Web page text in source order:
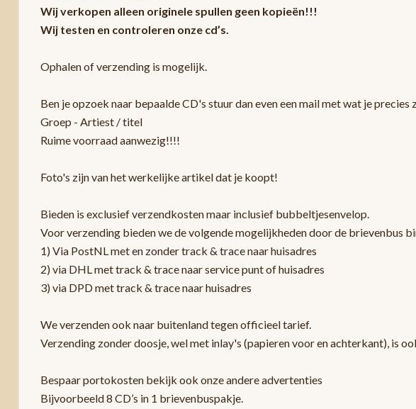
Wij verkopen alleen originele spullen geen kopieën!!!
Wij testen en controleren onze cd’s.
Ophalen of verzending is mogelijk.
Ben je opzoek naar bepaalde CD's stuur dan even een mail met wat je precies
Groep - Artiest / titel
Ruime voorraad aanwezig!!!!
Foto's zijn van het werkelijke artikel dat je koopt!
Bieden is exclusief verzendkosten maar inclusief bubbeltjesenvelop.
Voor verzending bieden we de volgende mogelijkheden door de brievenbus
1) Via PostNL met en zonder track & trace naar huisadres
2) via DHL met track & trace naar service punt of huisadres
3) via DPD met track & trace naar huisadres
We verzenden ook naar buitenland tegen officieel tarief.
Verzending zonder doosje, wel met inlay's (papieren voor en achterkant), is
Bespaar portokosten bekijk ook onze andere advertenties
Bijvoorbeeld 8 CD’s in 1 brievenbuspakje.